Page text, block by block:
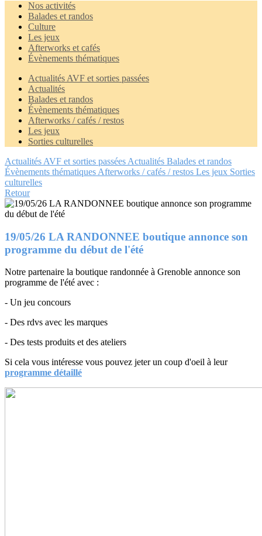
Nos activités
Balades et randos
Culture
Les jeux
Afterworks et cafés
Évènements thématiques
Actualités AVF et sorties passées
Actualités
Balades et randos
Évènements thématiques
Afterworks / cafés / restos
Les jeux
Sorties culturelles
Actualités AVF et sorties passées Actualités Balades et randos
Évènements thématiques Afterworks / cafés / restos Les jeux Sorties
culturelles
Retour
19/05/26 LA RANDONNEE boutique annonce son
programme du début de l'été
Notre partenaire la boutique randonnée à Grenoble annonce son
programme de l'été avec :
- Un jeu concours
- Des rdvs avec les marques
- Des tests produits et des ateliers
Si cela vous intéresse vous pouvez jeter un coup d'oeil à leur
programme détaillé